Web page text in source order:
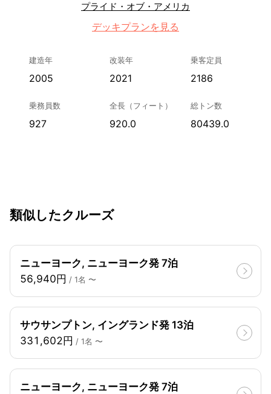
プライド・オブ・アメリカ
デッキプランを見る
建造年
2005
改装年
2021
乗客定員
2186
乗務員数
927
全長（フィート）
920.0
総トン数
80439.0
類似したクルーズ
ニューヨーク, ニューヨーク発 7泊
56,940円 / 1名 〜
サウサンプトン, イングランド発 13泊
331,602円 / 1名 〜
ニューヨーク, ニューヨーク発 7泊